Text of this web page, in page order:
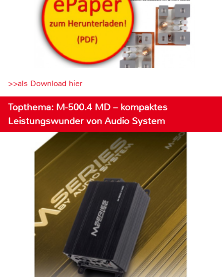
>>als Download hier
Topthema: M-500.4 MD – kompaktes
Leistungswunder von Audio System